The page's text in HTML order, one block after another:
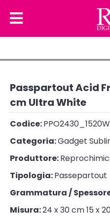
Passpartout Acid
cm Ultra White
Codice:
Categoria:Gadget
Produttore:
Tipologia:Passepartout
Grammatura /
Misura:24 x 30 cm 15 x